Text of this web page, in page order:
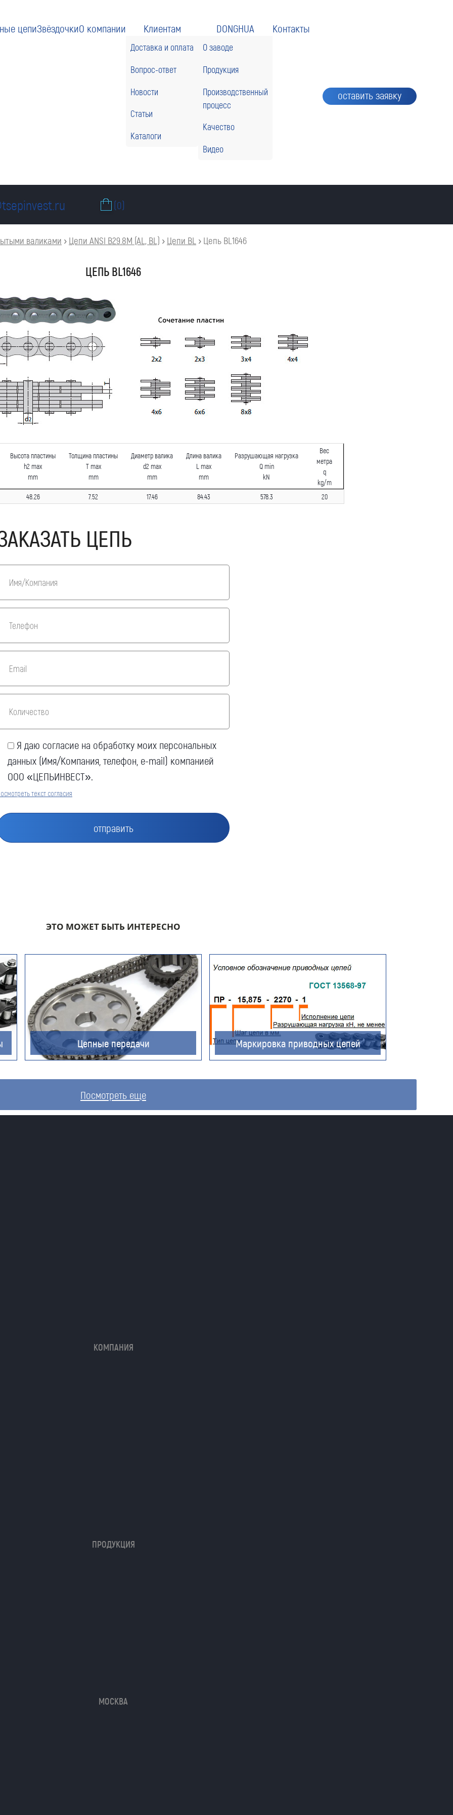
цепиЗвёздочкиО компании Клиентам
Доставка и оплата
Вопрос-ответ
Новости
Статьи
Каталоги
DONGHUA
О заводе
Продукция
Производственный
процесс
Качество
Видео
Контакты
оставить заявку
(0)
валиками › Цепи ANSI B29.8M (AL, BL) › Цепи BL › Цепь BL1646
ЦЕПЬ BL1646
Высота пластины
h2 max
mm
Толщина пластины
T max
mm
Диаметр валика
d2 max
mm
Длина валика
L max
mm
Разрушающая нагрузка
Q min
kN
Вес
метра
q
kg/m
48.26
7.52 17.46 84.43 578.3 20
ЦЕПЬ
Я даю согласие на обработку моих персональных
данных (Имя/Компания, телефон, e-mail) компанией
ООО «ЦЕПЬИНВЕСТ».
текст согласия
ЭТО МОЖЕТ БЫТЬ ИНТЕРЕСНО
Цепные передачи Маркировка приводных цепей
Посмотреть еще
КОМПАНИЯ
ПРОДУКЦИЯ
МОСКВА
Номер телефона для связи (обязательно)
Ваш e-mail (обязательно)